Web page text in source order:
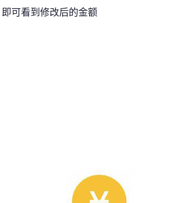
可看到修改后的金额